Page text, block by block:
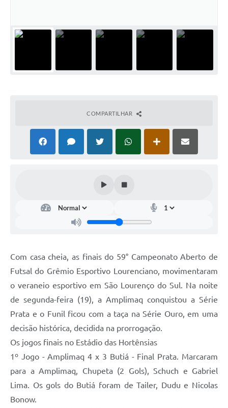
COMPARTILHAR
Com casa cheia, as finais do 59° Campeonato Aberto de
Futsal do Grêmio Esportivo Lourenciano, movimentaram
o veraneio esportivo em São Lourenço do Sul. Na noite
de segunda-feira (19), a Amplimaq conquistou a Série
Prata e o Funil ficou com a taça na Série Ouro, em uma
decisão histórica, decidida na prorrogação.
Os jogos finais no Estádio das Hortênsias
1º Jogo - Amplimaq 4 x 3 Butiá - Final Prata. Marcaram
para a Amplimaq, Chupeta (2 Gols), Schuch e Gabriel
Lima. Os gols do Butiá foram de Tailer, Dudu e Nicolas
Bonow.